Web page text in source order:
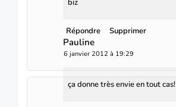
biz
Répondre Supprimer
Pauline
6 janvier 2012 à 19:29
ça donne très envie en tout cas!